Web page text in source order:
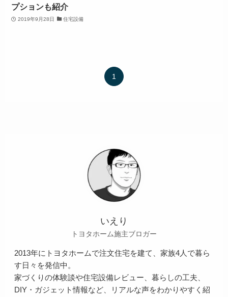
プションも紹介
2019年9月28日 住宅設備
1
いえり
トヨタホーム施主ブロガー
2013年にトヨタホームで注文住宅を建て、家族4人で暮ら
す日々を発信中。
家づくりの体験談や住宅設備レビュー、暮らしの工夫、
DIY・ガジェット情報など、リアルな声をわかりやすく紹